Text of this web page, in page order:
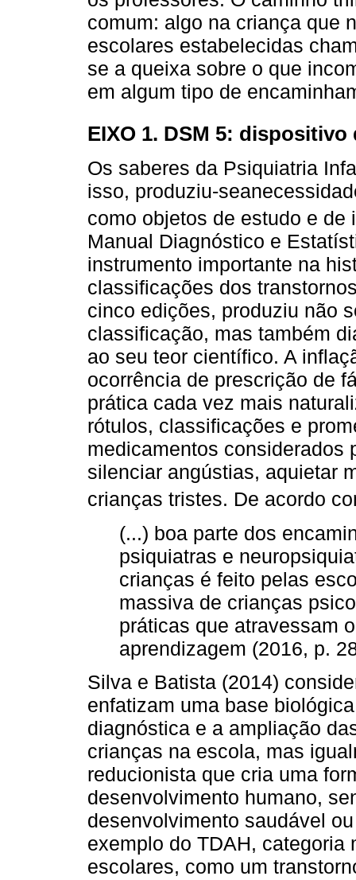
comum: algo na criança que
escolares estabelecidas
se a queixa sobre o que
em algum tipo de
EIXO 1. DSM 5:
Os saberes da Psiquiatria
isso, produziu-
como objetos de estudo e de
Manual Diagnóstico e
instrumento importante na
classificações dos
cinco edições, produziu não
classificação, mas também
ao seu teor científico. A
ocorrência de prescrição de
prática cada vez mais
rótulos, classificações e
medicamentos considerados
silenciar angústias, aquietar
crianças tristes. De acordo
(...) boa parte dos
psiquiatras e
crianças é feito pelas
massiva de crianças
práticas que atravessam
aprendizagem (2016, p.
Silva e Batista (2014)
enfatizam uma base
diagnóstica e a ampliação
crianças na escola, mas
reducionista que cria uma
desenvolvimento humano,
desenvolvimento saudável
exemplo do TDAH, categoria
escolares, como um